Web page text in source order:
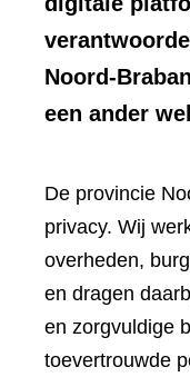
Noord-
een ander
De provincie
privacy. Wij
overheden,
en dragen
en zorgvuldige
toevertrouwde